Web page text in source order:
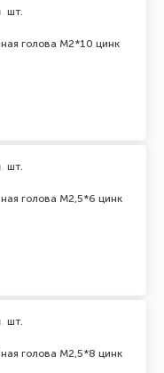
голова М2*10 цинк
шт.
голова М2,5*6 цинк
шт.
голова М2,5*8 цинк
шт.